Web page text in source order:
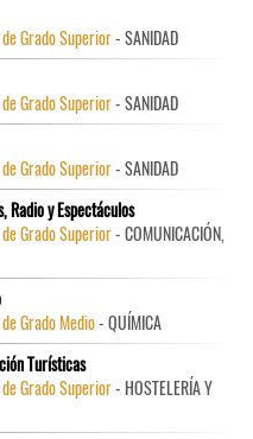
Grado Superior- SANIDAD
Grado Superior- SANIDAD
Grado Superior- SANIDAD
Radio y Espectáculos
Grado Superior- COMUNICACIÓN,
Grado Medio- QUÍMICA
Turísticas
Grado Superior- HOSTELERÍA Y